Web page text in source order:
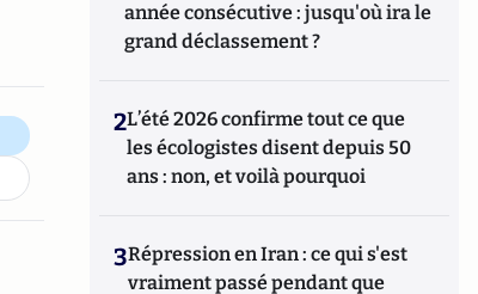
année consécutive : jusqu'où ira le
grand déclassement ?
2L’été 2026 confirme tout ce que
les écologistes disent depuis 50
ans : non, et voilà pourquoi
3Répression en Iran : ce qui s'est
vraiment passé pendant que